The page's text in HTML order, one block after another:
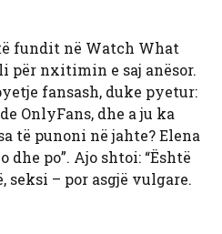
fundit në Watch What
për nxitimin e saj anësor.
fansash, duke pyetur:
OnlyFans, dhe a ju ka
të punoni në jahte? Elena
dhe po”. Ajo shtoi: “Është
seksi – por asgjë vulgare.